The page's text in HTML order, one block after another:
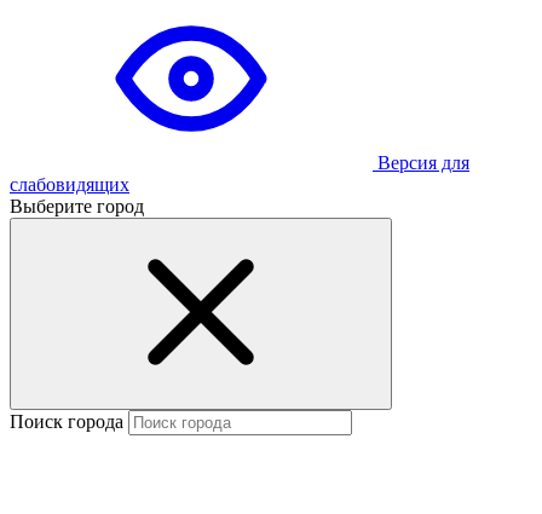
Версия для
слабовидящих
Выберите город
Поиск города